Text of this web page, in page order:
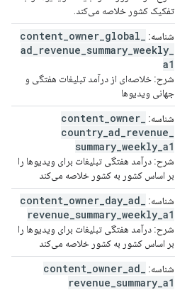
تفکیک کشور خلاصه می‌کند.
شناسه: content owner global
ad revenue summary weekly
a1
شرح: خلاصه‌ای از درآمد تبلیغات هفتگی و
جهانی ویدیوها
شناسه: content owner
country ad revenue
summary weekly a1
شرح: درآمد هفتگی تبلیغات برای ویدیوها را
بر اساس کشور به کشور خلاصه می‌کند
شناسه: content owner day ad
revenue summary weekly a1
شرح: درآمد هفتگی تبلیغات برای ویدیوها را
بر اساس کشور به کشور خلاصه می‌کند
شناسه: content owner ad
revenue summary a1